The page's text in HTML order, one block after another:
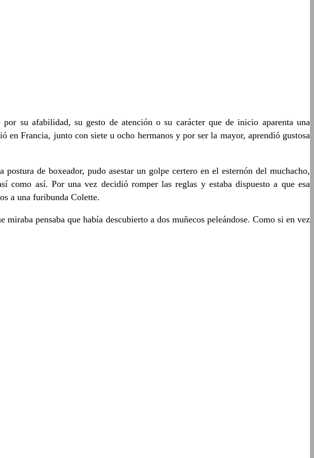
su afabilidad, su gesto de atención o su carácter que de inicio aparenta una
Francia, junto con siete u ocho hermanos y por ser la mayor, aprendió gustosa
de boxeador, pudo asestar un golpe certero en el esternón del muchacho,
como así. Por una vez decidió romper las reglas y estaba dispuesto a que esa
a una furibunda Colette.
pensaba que había descubierto a dos muñecos peleándose. Como si en vez